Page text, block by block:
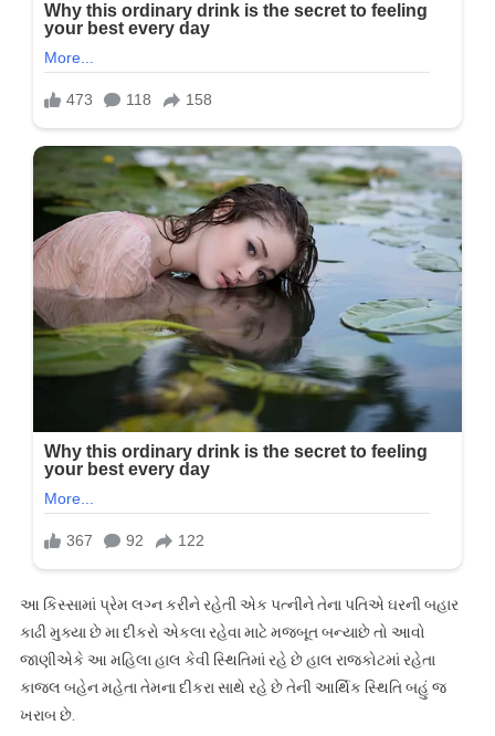
આ કિસ્સામાં પ્રેમ લગ્ન કરીને રહેતી એક પત્નીને તેના પતિએ ઘરની બહાર
કાઢી મુક્યા છે મા દીકરો એકલા રહેવા માટે મજબૂત બન્યાછે તો આવો
જાણીએકે આ મહિલા હાલ કેવી સ્થિતિમાં રહે છે હાલ રાજકોટમાં રહેતા
કાજલ બહેન મહેતા તેમના દીકરા સાથે રહે છે તેની આર્થિક સ્થિતિ બહું જ
ખરાબ છે.